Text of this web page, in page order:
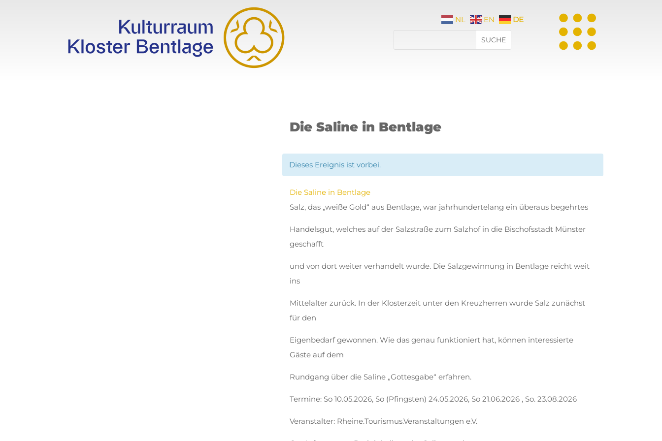
NL EN DE
Die Saline in Bentlage
Dieses Ereignis ist vorbei.
Die Saline in Bentlage
Salz, das „weiße Gold“ aus Bentlage, war jahrhundertelang ein überaus begehrtes
Handelsgut, welches auf der Salzstraße zum Salzhof in die Bischofsstadt Münster
geschafft
und von dort weiter verhandelt wurde. Die Salzgewinnung in Bentlage reicht weit
ins
Mittelalter zurück. In der Klosterzeit unter den Kreuzherren wurde Salz zunächst
für den
Eigenbedarf gewonnen. Wie das genau funktioniert hat, können interessierte
Gäste auf dem
Rundgang über die Saline „Gottesgabe“ erfahren.
Termine: So 10.05.2026, So (Pfingsten) 24.05.2026, So 21.06.2026 , So. 23.08.2026
Veranstalter: Rheine.Tourismus.Veranstaltungen e.V.